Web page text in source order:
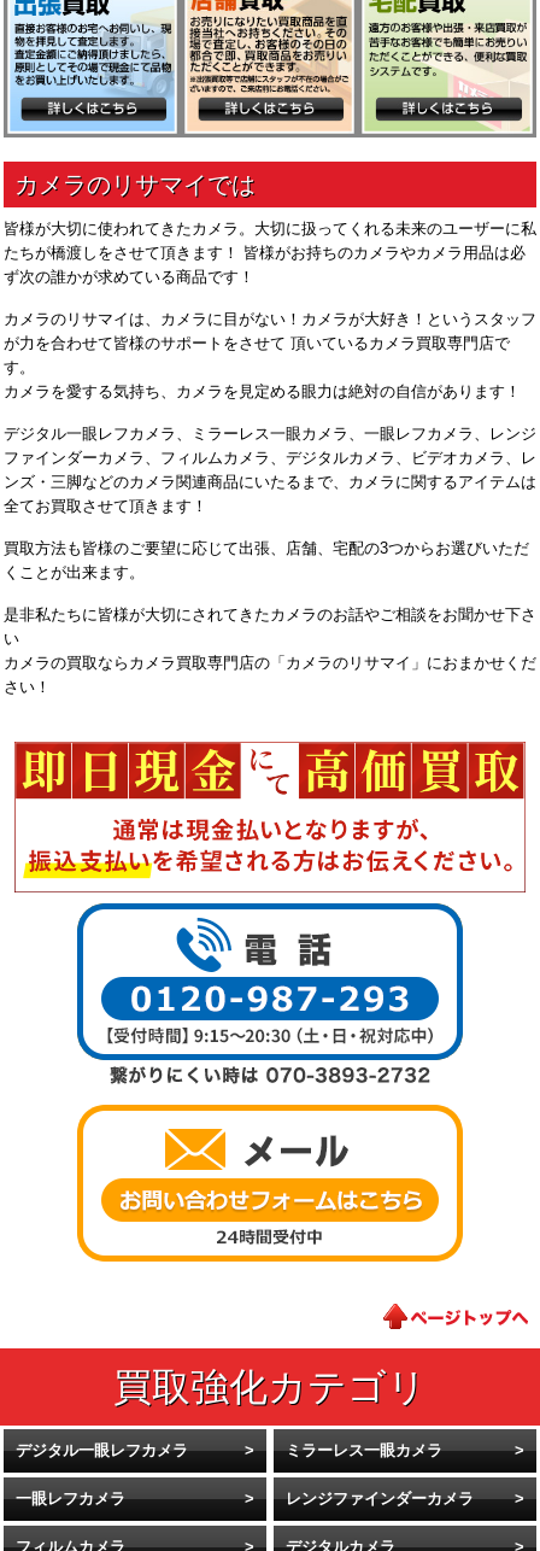
皆様が大切に使われてきたカメラ。大切に扱ってくれる未来のユーザーに私
たちが橋渡しをさせて頂きます！ 皆様がお持ちのカメラやカメラ用品は必
ず次の誰かが求めている商品です！
カメラのリサマイは、カメラに目がない！カメラが大好き！というスタッフ
が力を合わせて皆様のサポートをさせて 頂いているカメラ買取専門店で
す。
カメラを愛する気持ち、カメラを見定める眼力は絶対の自信があります！
デジタル一眼レフカメラ、ミラーレス一眼カメラ、一眼レフカメラ、レンジ
ファインダーカメラ、フィルムカメラ、デジタルカメラ、ビデオカメラ、レ
ンズ・三脚などのカメラ関連商品にいたるまで、カメラに関するアイテムは
全てお買取させて頂きます！
買取方法も皆様のご要望に応じて出張、店舗、宅配の3つからお選びいただ
くことが出来ます。
是非私たちに皆様が大切にされてきたカメラのお話やご相談をお聞かせ下さ
い
カメラの買取ならカメラ買取専門店の「カメラのリサマイ」におまかせくだ
さい！
デジタル一眼レフカメラ ミラーレス一眼カメラ
一眼レフカメラ レンジファインダーカメラ
フィルムカメラ デジタルカメラ